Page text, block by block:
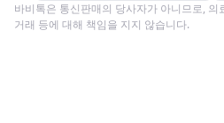
바비톡은 통신판매의 당사자가 아니므로,
거래 등에 대해 책임을 지지 않습니다.